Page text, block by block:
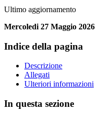
Ultimo aggiornamento
Mercoledi 27 Maggio 2026
Indice della pagina
Descrizione
Allegati
Ulteriori informazioni
In questa sezione